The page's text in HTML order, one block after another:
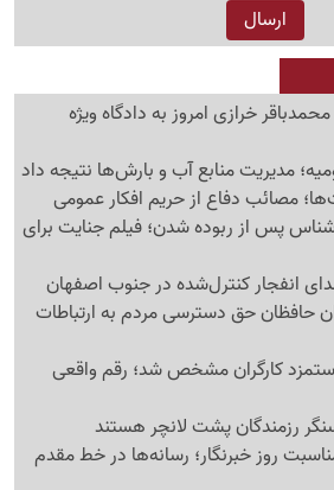
خرازی امروز به دادگاه ویژه
مدیریت منابع آب و بارش‌ها نتیجه داد
مصائب دفاع از حریم افکار عمومی
پس از ربوده شدن؛ فیلم جنایت برای
انفجار کنترل‌شده در جنوب اصفهان
حافظان حق دسترسی مردم به ارتباطات
کارگران مشخص شد؛ رقم واقعی
رزمندگان پشت لانچر هستند
روز خبرنگار؛ رسانه‌ها در خط مقدم